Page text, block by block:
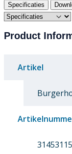
Specificaties
Product
Artikel